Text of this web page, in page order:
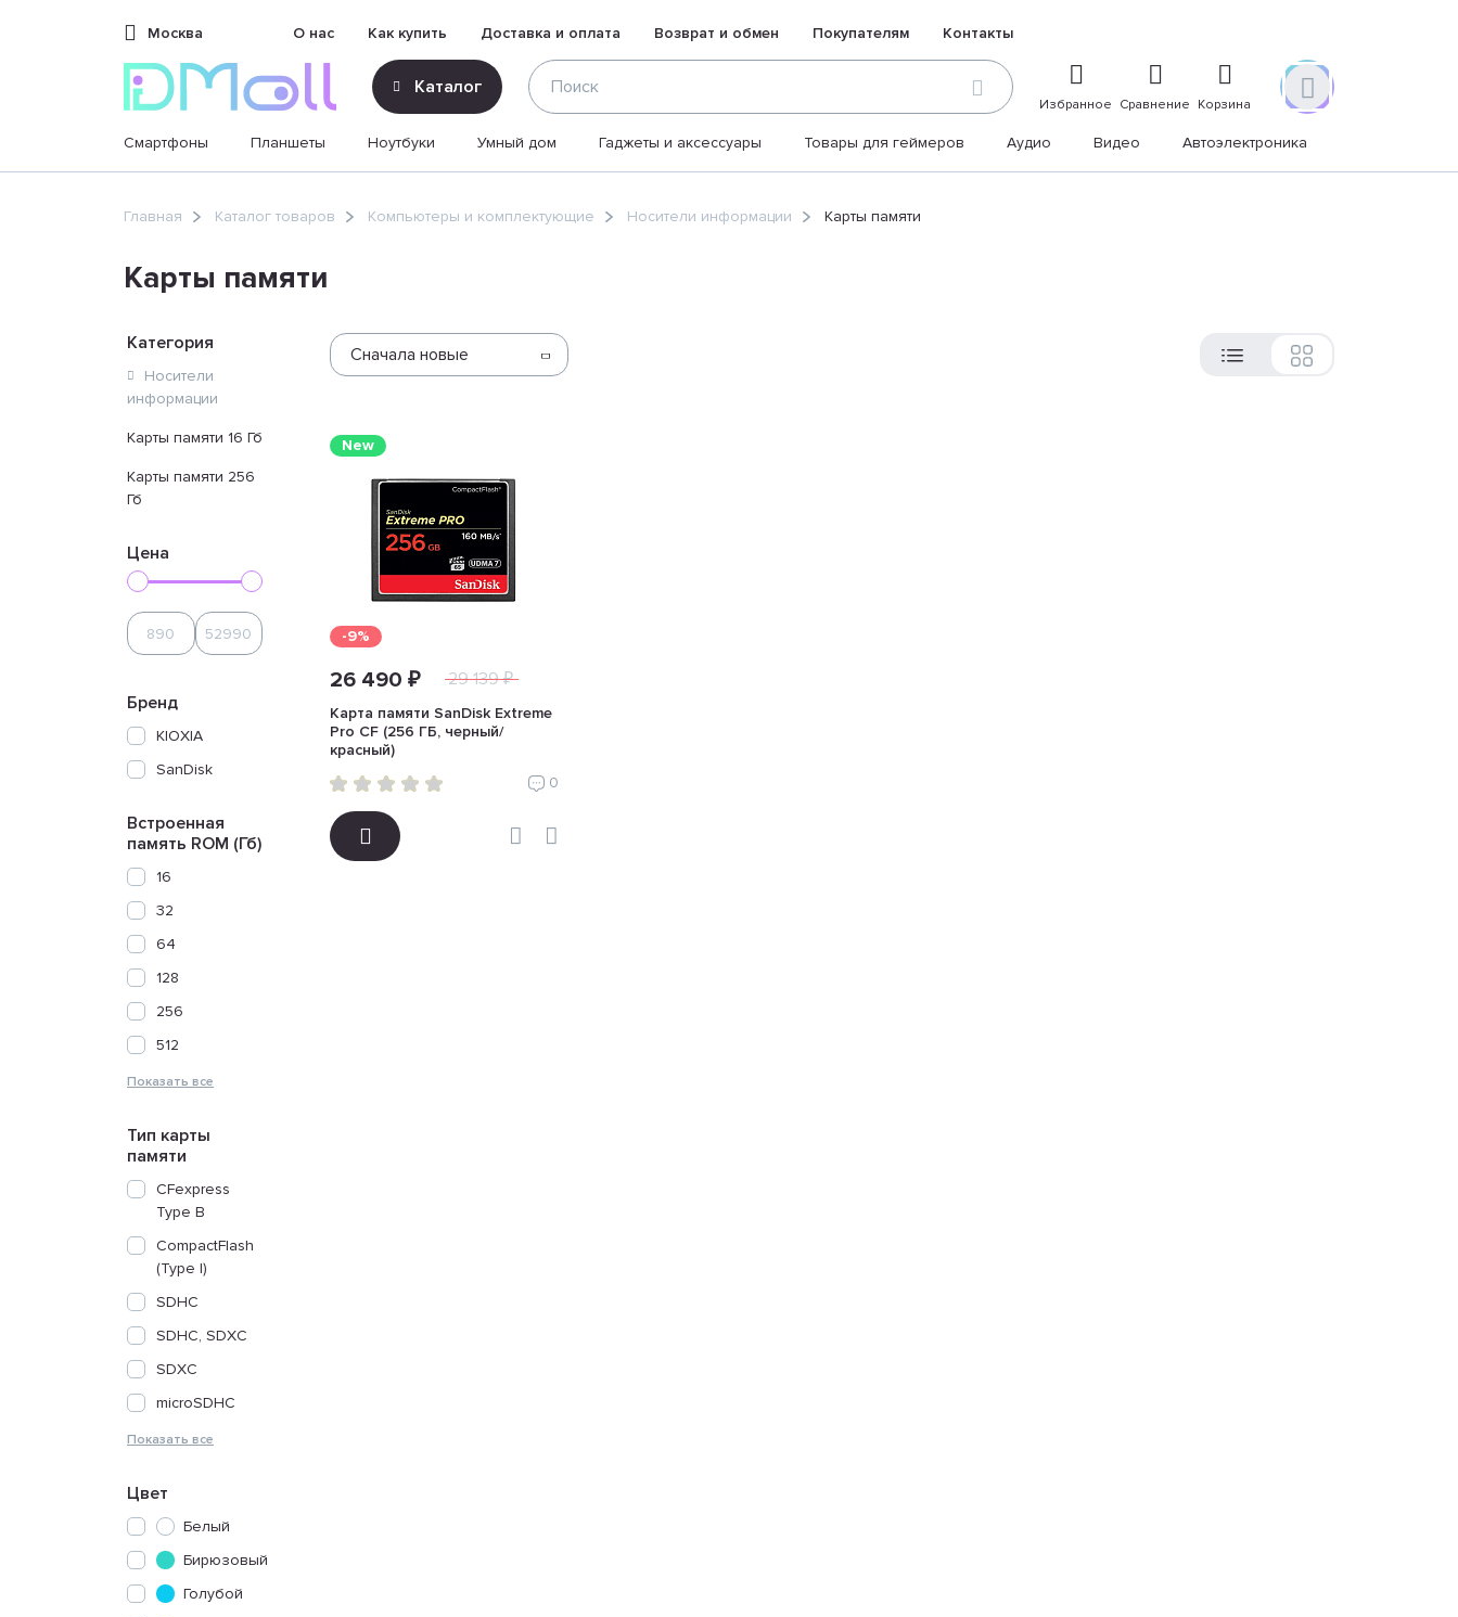
Москва О нас Как купить Доставка и оплата Возврат и обмен Покупателям Контакты
Каталог
Избранное Сравнение Корзина
Смартфоны Планшеты Ноутбуки Умный дом Гаджеты и аксессуары Товары для геймеров Аудио Видео Автоэлектроника
sales@dimoll.ruГлавная Каталог товаров Компьютеры и комплектующие Носители информации Карты памяти
Карты памяти
Категория
Носители
информации
Карты памяти 16 Гб
Карты памяти 256
Гб
Цена
Бренд
KIOXIA
SanDisk
Встроенная
память ROM (Гб)
16
32
64
128
256
512
Тип карты
памяти
CFexpress
Type B
CompactFlash
(Type I)
SDHC
SDHC, SDXC
SDXC
microSDHC
Цвет
Белый
Бирюзовый
Голубой
Сначала новые
New
-9%
26 490 ₽ 29 139 ₽
Карта памяти SanDisk Extreme
Pro CF (256 ГБ, черный/
красный)
0